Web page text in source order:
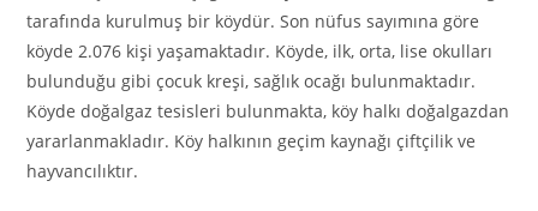
tarafında kurulmuş bir köydür. Son nüfus sayımına göre
köyde 2.076 kişi yaşamaktadır. Köyde, ilk, orta, lise okulları
bulunduğu gibi çocuk kreşi, sağlık ocağı bulunmaktadır.
Köyde doğalgaz tesisleri bulunmakta, köy halkı doğalgazdan
yararlanmakladır. Köy halkının geçim kaynağı çiftçilik ve
hayvancılıktır.